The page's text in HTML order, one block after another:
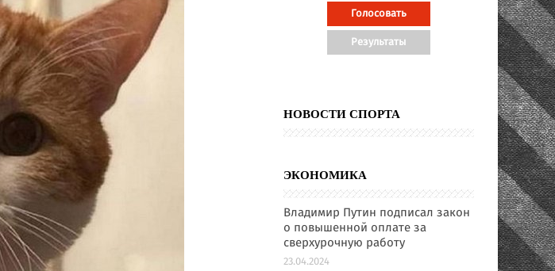
НОВОСТИ СПОРТА
ЭКОНОМИКА
Владимир Путин подписал закон
о повышенной оплате за
сверхурочную работу
23.04.2024